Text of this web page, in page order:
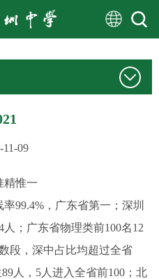
11-09
精惟一
率99.4% ，广东省第一；深圳
人；广东省物理类前100名12
段，深中占比均超过全省
89 人， 5 人进入全省前100 ；北